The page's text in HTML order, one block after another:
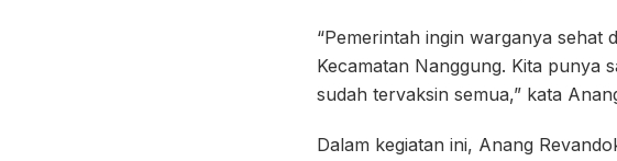
“Pemerintah ingin warganya sehat
Kecamatan Nanggung. Kita punya
sudah tervaksin semua,” kata
Dalam kegiatan ini, Anang